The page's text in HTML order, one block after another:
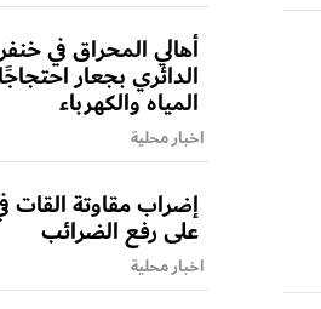
أهالي المحراق في
الدائري بجعار
المياه والكهرباء
اخبار محلية
إضراب مقاوتة القات
على رفع الضرائب
اخبار محلية